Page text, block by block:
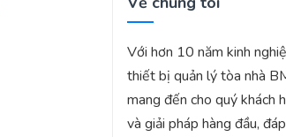
Với hơn 10 năm kinh
thiết bị quản lý tòa nhà
mang đến cho quý khách
và giải pháp hàng đầu,